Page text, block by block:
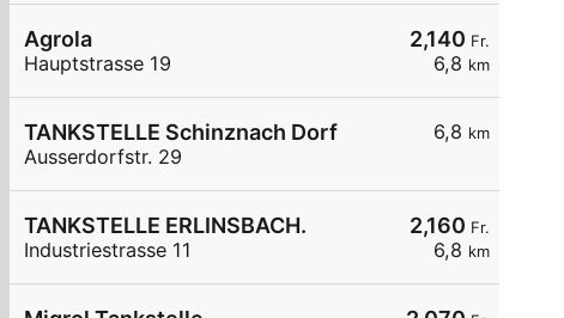
2,140 Fr.
6,8 km
Agrola
Hauptstrasse 19
6,8 km
TANKSTELLE Schinznach Dorf
Ausserdorfstr. 29
2,160 Fr.
6,8 km
TANKSTELLE ERLINSBACH.
Industriestrasse 11